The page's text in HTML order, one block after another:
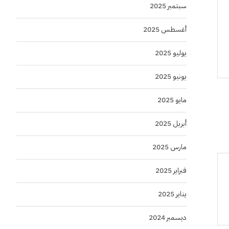
سبتمبر 2025
أغسطس 2025
يوليو 2025
يونيو 2025
مايو 2025
أبريل 2025
مارس 2025
فبراير 2025
يناير 2025
ديسمبر 2024